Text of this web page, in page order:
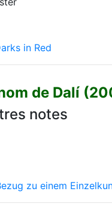
in Red
de Dalí
notes
zu einem